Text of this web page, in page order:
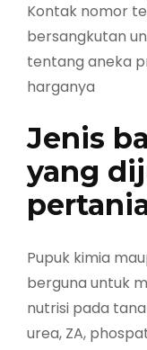
Kontak nomor
bersangkutan
tentang aneka
harganya
Jenis
yang
Pupuk kimia
berguna untuk
nutrisi pada
urea, ZA,